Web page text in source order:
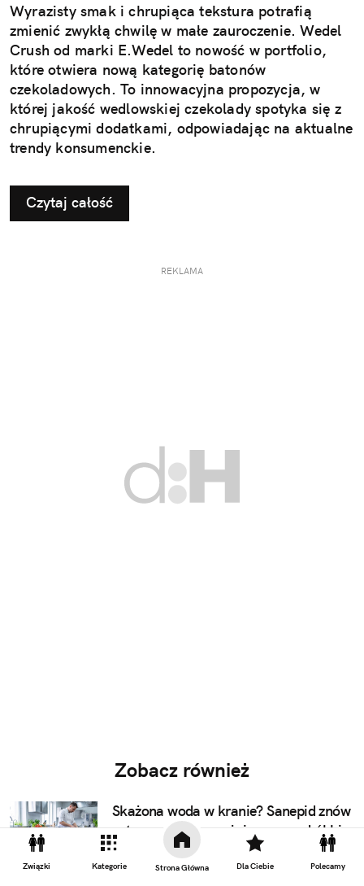
Związki Kategorie Strona Główna Dla Ciebie Polecamy
Wyrazisty smak i chrupiąca tekstura potrafią
zmienić zwykłą chwilę w małe zauroczenie. Wedel
Crush od marki E.Wedel to nowość w portfolio,
które otwiera nową kategorię batonów
czekoladowych. To innowacyjna propozycja, w
której jakość wedlowskiej czekolady spotyka się z
chrupiącymi dodatkami, odpowiadając na aktualne
trendy konsumenckie.
Czytaj całość
REKLAMA
Zobacz również
Skażona woda w kranie? Sanepid znów
ostrzega, a my uważajmy na podróbki
filtrów